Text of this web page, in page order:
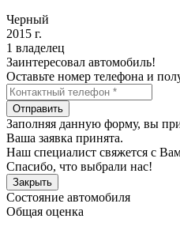
Черный
2015 г.
1 владелец
Заинтересовал автомобиль!
Оставьте номер телефона и
Отправить
Заполняя данную форму, вы
Ваша заявка принята.
Наш специалист свяжется с
Спасибо, что выбрали нас!
Закрыть
Состояние автомобиля
Общая оценка